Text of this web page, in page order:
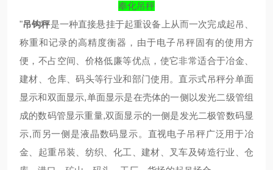
奉化吊秤
"吊钩秤是一种直接悬挂于起重设备上从而一次完成起吊、
称重和记录的高精度衡器，由于电子吊秤固有的使用方
便，不占空间、价格低廉等优点，使它非常适合于冶金、
建材、仓库、码头等行业和部门使用。直示式吊秤分单面
显示和双面显示,单面显示是在壳体的一侧以发光二级管组
成的数码管显示重量,双面显示的一侧是发光二极管数码显
示,而另一侧是液晶数码显示。直视电子吊秤广泛用于冶
金、起重吊装、纺织、化工、建材、叉车及铸造行业、仓